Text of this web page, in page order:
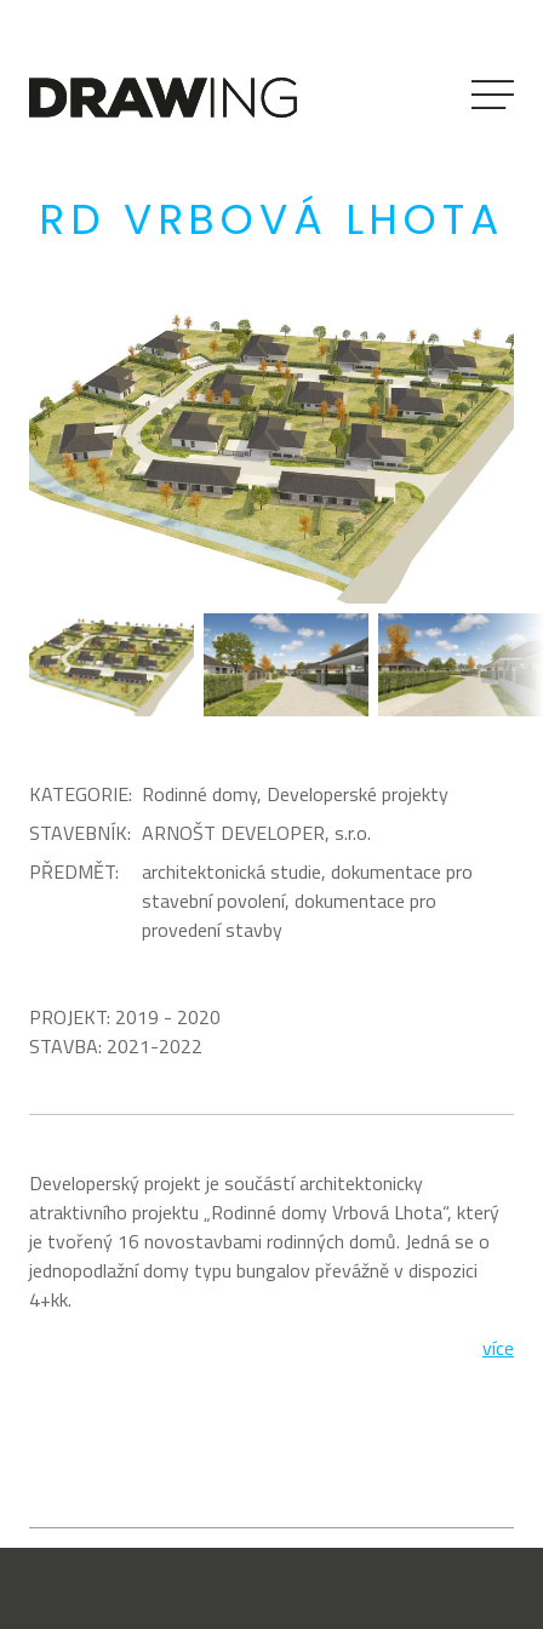
RD VRBOVÁ LHOTA
KATEGORIE: Rodinné domy, Developerské projekty
STAVEBNÍK: ARNOŠT DEVELOPER, s.r.o.
PŘEDMĚT:
architektonická studie, dokumentace pro
stavební povolení, dokumentace pro
provedení stavby
PROJEKT: 2019 - 2020
STAVBA: 2021-2022
Developerský projekt je součástí architektonicky
atraktivního projektu „Rodinné domy Vrbová Lhota“, který
je tvořený 16 novostavbami rodinných domů. Jedná se o
jednopodlažní domy typu bungalov převážně v dispozici
4+kk.
více